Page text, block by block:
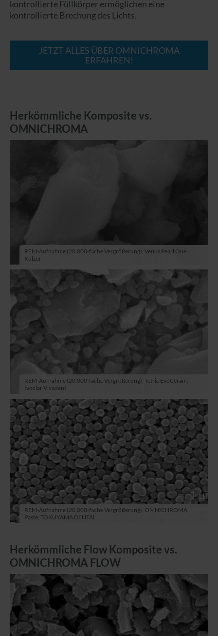
kontrollierte Füllkörper ermöglichen eine
kontrollierte Brechung des Lichts.
JETZT ALLES ÜBER OMNICHROMA
ERFAHREN!
Herkömmliche Komposite vs.
OMNICHROMA
REM-Aufnahme (20.000-fache Vergrößerung), Venus Pearl One,
Kulzer
REM-Aufnahme (20.000-fache Vergrößerung), Tetric EvoCeram,
Ivoclar Vivadent
REM-Aufnahme (20.000-fache Vergrößerung), OMNICHROMA
Paste, TOKUYAMA DENTAL
Herkömmliche Flow Komposite vs.
OMNICHROMA FLOW